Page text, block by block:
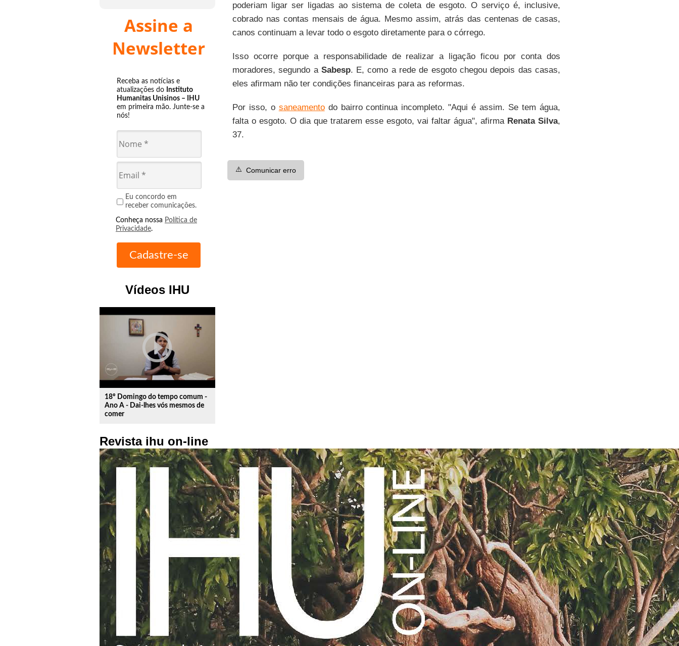
Assine a
Newsletter
Receba as notícias e
atualizações do Instituto
Humanitas Unisinos – IHU
em primeira mão. Junte-se a
nós!
Eu concordo em
receber comunicações.
Conheça nossa Política de
Privacidade.
Vídeos IHU
play_circle_outline
18º Domingo do tempo comum -
Ano A - Dai-lhes vós mesmos de
comer
Revista ihu on-line
poderiam ligar ser ligadas ao sistema de coleta de esgoto. O serviço é, inclusive,
cobrado nas contas mensais de água. Mesmo assim, atrás das centenas de casas,
canos continuam a levar todo o esgoto diretamente para o córrego.
Isso ocorre porque a responsabilidade de realizar a ligação ficou por conta dos
moradores, segundo a Sabesp. E, como a rede de esgoto chegou depois das casas,
eles afirmam não ter condições financeiras para as reformas.
Por isso, o saneamentodo bairro continua incompleto. "Aqui é assim. Se tem água,
falta o esgoto. O dia que tratarem esse esgoto, vai faltar água", afirma Renata Silva,
37.
⚠️ Comunicar erro